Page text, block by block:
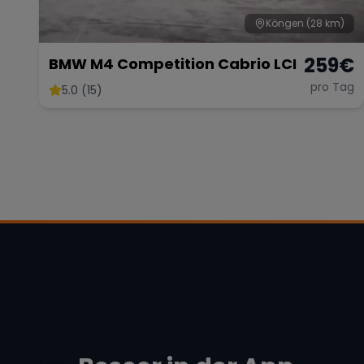
Köngen (28 km)
BMW M4 Competition Cabrio LCI
5.0 (15)
259€
pro Tag